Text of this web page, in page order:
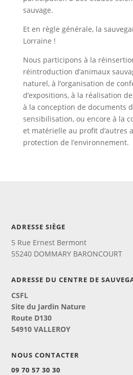
sauvage.
Et en règle générale, la
Lorraine !
Nous participons à la
réintroduction d’animaux
naturel, à l’organisation de
d’expositions, à la réalisation
à la conception de documents
sensibilisation, ou encore à la
et matérielle au profit d’autres
protection de l’environnement.
ADRESSE SIÈGE
5 Rue Ernest Bermont
55240 DOMMARY BARONCOURT
ADRESSE DU CENTRE DE
CSFL
Site du Jardin Nature
Route D130
54910 VALLEROY
NOUS CONTACTER
09 70 57 30 30